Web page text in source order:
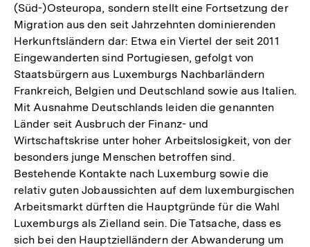
(Süd-)Osteuropa, sondern stellt eine Fortsetzung der
Migration aus den seit Jahrzehnten dominierenden
Herkunftsländern dar: Etwa ein Viertel der seit 2011
Eingewanderten sind Portugiesen, gefolgt von
Staatsbürgern aus Luxemburgs Nachbarländern
Frankreich, Belgien und Deutschland sowie aus Italien.
Mit Ausnahme Deutschlands leiden die genannten
Länder seit Ausbruch der Finanz- und
Wirtschaftskrise unter hoher Arbeitslosigkeit, von der
besonders junge Menschen betroffen sind.
Bestehende Kontakte nach Luxemburg sowie die
relativ guten Jobaussichten auf dem luxemburgischen
Arbeitsmarkt dürften die Hauptgründe für die Wahl
Luxemburgs als Zielland sein. Die Tatsache, dass es
sich bei den Hauptzielländern der Abwanderung um